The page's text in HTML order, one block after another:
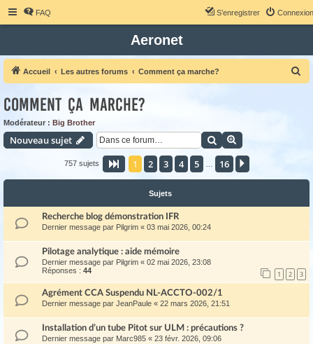
FAQ Connexion
S’enregistrer
Aeronet
Accueil Les autres forums Comment ça marche?
e
Comment ça marche?
Modérateur : Big Brother
Nouveau sujet Rechercher
757 sujets Page 1sur16
1 2 3 4 5 16
Sujets
Recherche blog démonstration IFR
Dernier message par Pilgrim « 03 mai 2026, 00:24
Pilotage analytique : aide mémoire
Dernier message par Pilgrim « 02 mai 2026, 23:08
Réponses : 44 1 2 3
Agrément CCA Suspendu NL-ACCTO-002/1
Dernier message par JeanPaule « 22 mars 2026, 21:51
Installation d’un tube Pitot sur ULM : précautions ?
Dernier message par Marc985 « 23 févr. 2026, 09:06